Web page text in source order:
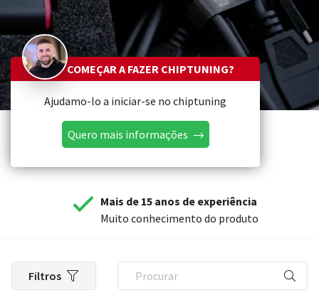
COMEÇAR A FAZER CHIPTUNING?
Ajudamo-lo a iniciar-se no chiptuning
Quero mais informações
Mais de 15 anos de experiência
Muito conhecimento do produto
Filtros